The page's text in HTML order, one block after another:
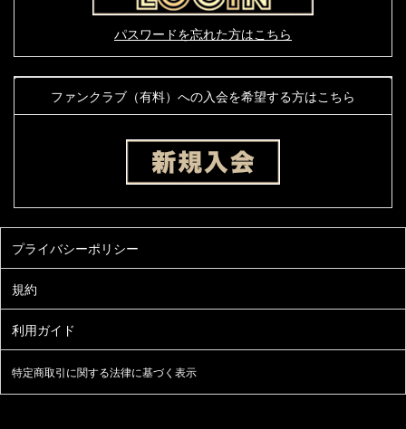
パスワードを忘れた方はこちら
ファンクラブ（有料）への入会を希望する方はこちら
特定商取引に関する法律に基づく表示